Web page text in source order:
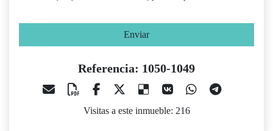
Enviar
Referencia: 1050-1049
Visitas a este inmueble: 216